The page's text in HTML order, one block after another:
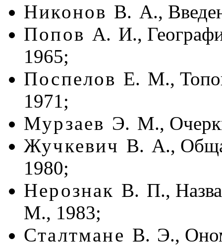
Никонов В. А.,
Попов А. И.,
1965;
Поспелов Е. М.,
1971;
Мурзаев Э. М.,
Жучкевич В. А.,
1980;
Нерознак В. П.,
М., 1983;
Сталтмане В. Э.,